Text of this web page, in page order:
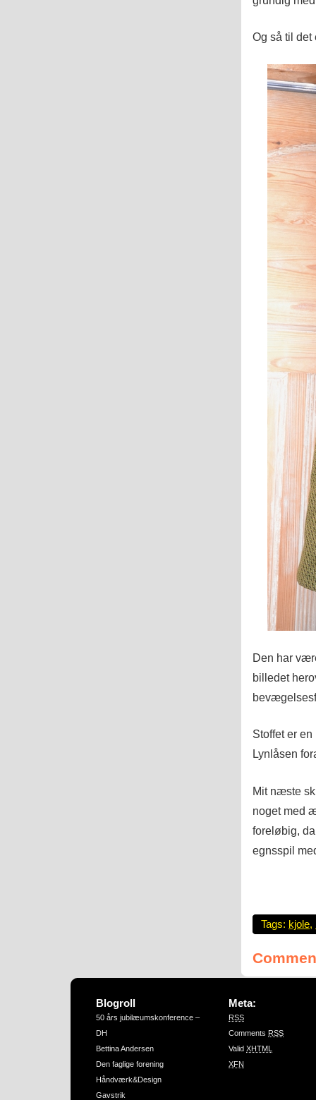
Og så til det
Den har
billedet
Stoffet er
Lynlåsen
Mit næste
noget med
foreløbig,
egnsspil
Tags: kjole,
Blogroll
50 års jubilæumskonference –
DH
Bettina Andersen
Den faglige forening
Håndværk&Design
Gavstrik
Meta:
RSS
Comments RSS
Valid XHTML
XFN